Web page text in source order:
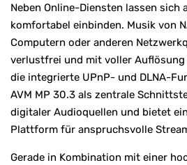
Neben Online-Diensten lassen sich
komfortabel einbinden. Musik von
Computern oder anderen
verlustfrei und mit voller Auflösung
die integrierte UPnP- und DLNA-
AVM MP 30.3 als zentrale
digitaler Audioquellen und bietet
Plattform für anspruchsvolle
Gerade in Kombination mit einer